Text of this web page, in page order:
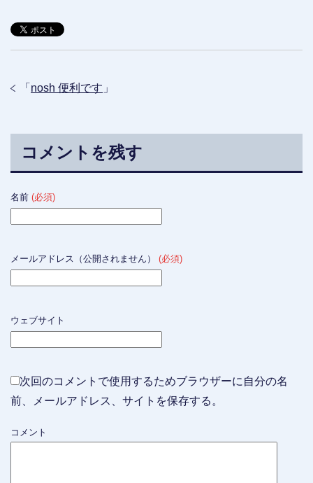
「 nosh 便利です 」
コメントを残す
名前 (必須)
メールアドレス（公開されません） (必須)
ウェブサイト
次回のコメントで使用するためブラウザーに自分の名
前、メールアドレス、サイトを保存する。
コメント